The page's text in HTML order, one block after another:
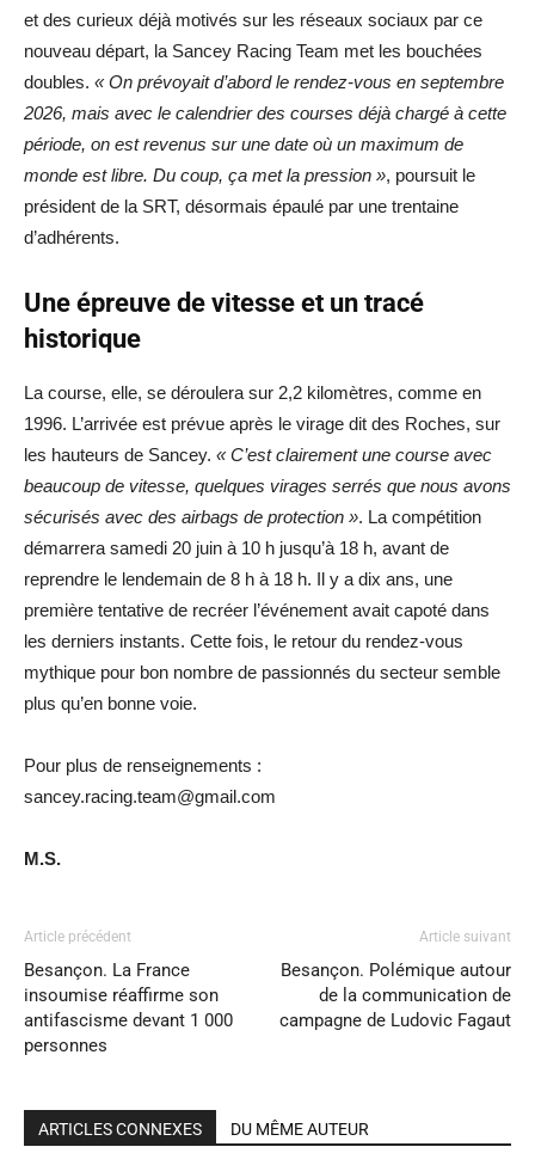
et des curieux déjà motivés sur les réseaux sociaux par ce
nouveau départ, la Sancey Racing Team met les bouchées
doubles. « On prévoyait d’abord le rendez-vous en septembre
2026, mais avec le calendrier des courses déjà chargé à cette
période, on est revenus sur une date où un maximum de
monde est libre. Du coup, ça met la pression », poursuit le
président de la SRT, désormais épaulé par une trentaine
d’adhérents.
Une épreuve de vitesse et un tracé
historique
La course, elle, se déroulera sur 2,2 kilomètres, comme en
1996. L’arrivée est prévue après le virage dit des Roches, sur
les hauteurs de Sancey. « C’est clairement une course avec
beaucoup de vitesse, quelques virages serrés que nous avons
sécurisés avec des airbags de protection ». La compétition
démarrera samedi 20 juin à 10 h jusqu’à 18 h, avant de
reprendre le lendemain de 8 h à 18 h. Il y a dix ans, une
première tentative de recréer l’événement avait capoté dans
les derniers instants. Cette fois, le retour du rendez-vous
mythique pour bon nombre de passionnés du secteur semble
plus qu’en bonne voie.
Pour plus de renseignements :
sancey.racing.team@gmail.com
M.S.
Article précédent
Besançon. La France
insoumise réaffirme son
antifascisme devant 1 000
personnes
Article suivant
Besançon. Polémique autour
de la communication de
campagne de Ludovic Fagaut
ARTICLES CONNEXES DU MÊME AUTEUR